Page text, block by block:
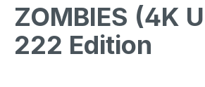
ZOMBIES (4K
222 Edition